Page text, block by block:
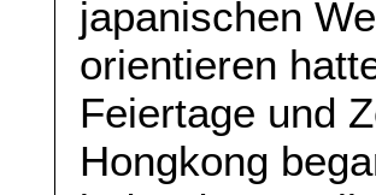
japanischen
orientieren
Feiertage und
Hongkong